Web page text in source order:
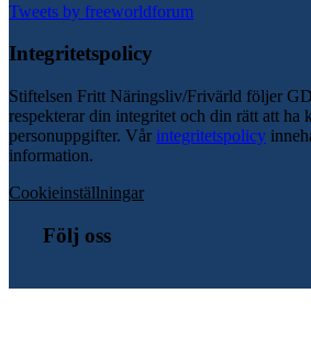
Tweets by freeworldforum
Integritetspolicy
Stiftelsen Fritt Näringsliv/Frivärld följer
respekterar din integritet och din rätt att ha
personuppgifter. Vår integritetspolicy
information.
Cookieinställningar
Följ oss